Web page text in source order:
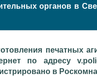
органов в
печатных
по адресу
в